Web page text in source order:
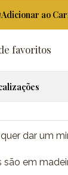
Adicionar ao
favoritos
dar um
são em